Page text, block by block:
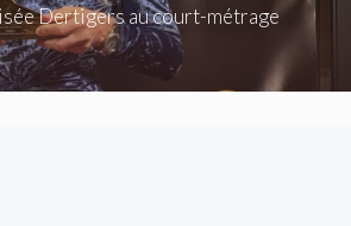
Dertigers au court-métrage